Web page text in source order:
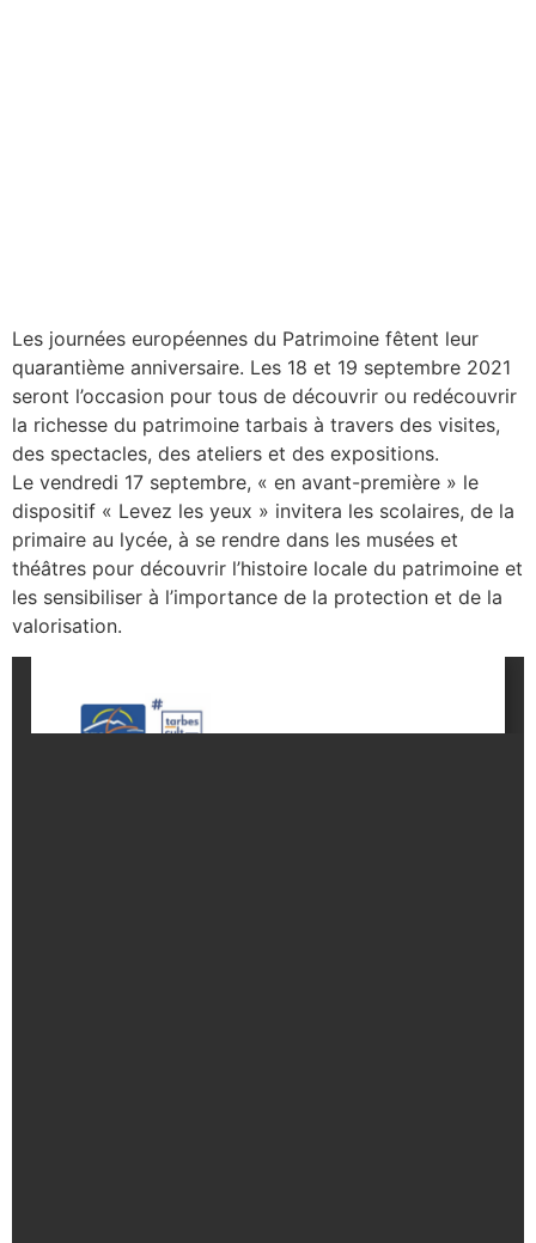
Les journées européennes du Patrimoine fêtent leur
quarantième anniversaire. Les 18 et 19 septembre 2021
seront l’occasion pour tous de découvrir ou redécouvrir
la richesse du patrimoine tarbais à travers des visites,
des spectacles, des ateliers et des expositions.
Le vendredi 17 septembre, « en avant-première » le
dispositif « Levez les yeux » invitera les scolaires, de la
primaire au lycée, à se rendre dans les musées et
théâtres pour découvrir l’histoire locale du patrimoine et
les sensibiliser à l’importance de la protection et de la
valorisation.